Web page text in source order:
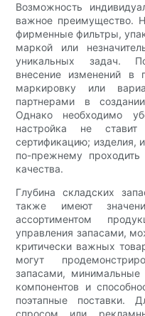
Возможность
важное преимущество.
фирменные фильтры,
маркой или
уникальных задач.
внесение изменений в
маркировку или
партнерами в
Однако необходимо
настройка не
сертификацию; изделия,
по-прежнему
качества.
Глубина складских
также имеют
ассортиментом
управления запасами,
критически важных
могут
запасами,
компонентов и
поэтапные поставки.